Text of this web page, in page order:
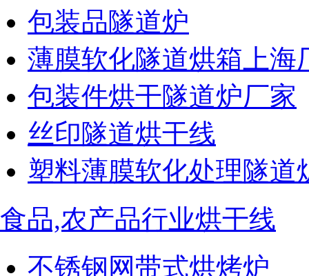
包装品隧道炉
薄膜软化隧道烘箱上海
包装件烘干隧道炉厂家
丝印隧道烘干线
塑料薄膜软化处理隧道
食品,农产品行业烘干线
不锈钢网带式烘烤炉